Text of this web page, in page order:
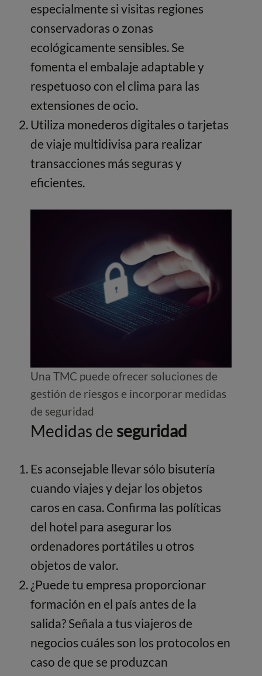
especialmente si visitas regiones
conservadoras o zonas
ecológicamente sensibles. Se
fomenta el embalaje adaptable y
respetuoso con el clima para las
extensiones de ocio.
Utiliza monederos digitales o tarjetas
de viaje multidivisa para realizar
transacciones más seguras y
eficientes.
Una TMC puede ofrecer soluciones de
gestión de riesgos e incorporar medidas
de seguridad
Medidas de seguridad
Es aconsejable llevar sólo bisutería
cuando viajes y dejar los objetos
caros en casa. Confirma las políticas
del hotel para asegurar los
ordenadores portátiles u otros
objetos de valor.
¿Puede tu empresa proporcionar
formación en el país antes de la
salida? Señala a tus viajeros de
negocios cuáles son los protocolos en
caso de que se produzcan